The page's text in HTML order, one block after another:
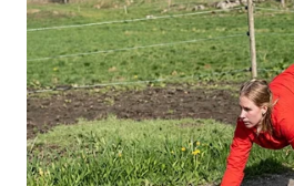
BEKASI
WN
BOGOR
WN
DEPOK